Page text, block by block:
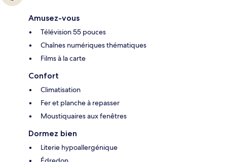
Amusez-vous
Télévision 55 pouces
Chaînes numériques thématiques
Films à la carte
Confort
Climatisation
Fer et planche à repasser
Moustiquaires aux fenêtres
Dormez bien
Literie hypoallergénique